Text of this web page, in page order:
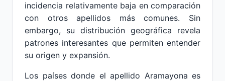
incidencia relativamente baja en comparación
con otros apellidos más comunes. Sin
embargo, su distribución geográfica revela
patrones interesantes que permiten entender
su origen y expansión.
Los países donde el apellido Aramayona es